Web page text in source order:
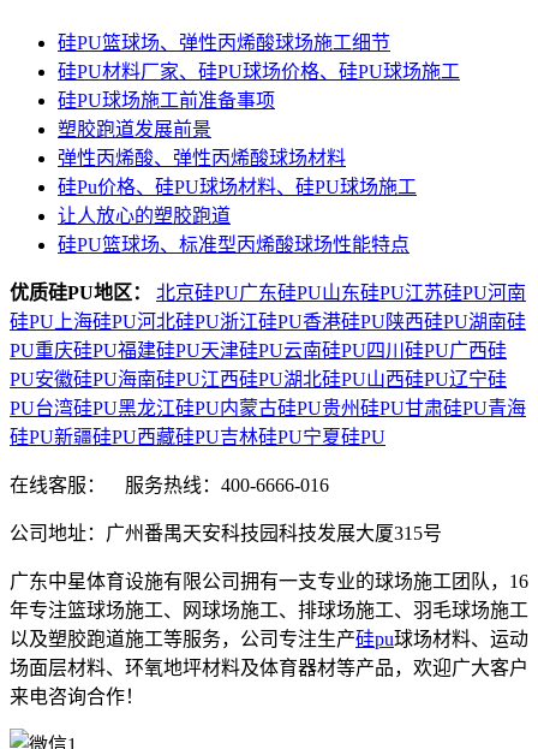
硅PU篮球场、弹性丙烯酸球场施工细节
硅PU材料厂家、硅PU球场价格、硅PU球场施工
硅PU球场施工前准备事项
塑胶跑道发展前景
弹性丙烯酸、弹性丙烯酸球场材料
硅Pu价格、硅PU球场材料、硅PU球场施工
让人放心的塑胶跑道
硅PU篮球场、标准型丙烯酸球场性能特点
优质硅PU地区： 北京硅PU广东硅PU山东硅PU江苏硅PU河南
硅PU 上海硅PU河北硅PU浙江硅PU香港硅PU陕西硅PU湖南硅
PU重庆硅PU福建硅PU天津硅PU云南硅PU四川硅PU广西硅
PU安徽硅PU海南硅PU江西硅PU湖北硅PU山西硅PU辽宁硅
PU台湾硅PU黑龙江硅PU内蒙古硅PU贵州硅PU甘肃硅PU青海
硅PU新疆硅PU西藏硅PU吉林硅PU宁夏硅PU
在线客服： 服务热线：400-6666-016
公司地址：广州番禺天安科技园科技发展大厦315号
广东中星体育设施有限公司拥有一支专业的球场施工团队，16
年专注篮球场施工、网球场施工、排球场施工、羽毛球场施工
以及塑胶跑道施工等服务，公司专注生产硅pu球场材料、运动
场面层材料、环氧地坪材料及体育器材等产品，欢迎广大客户
来电咨询合作！